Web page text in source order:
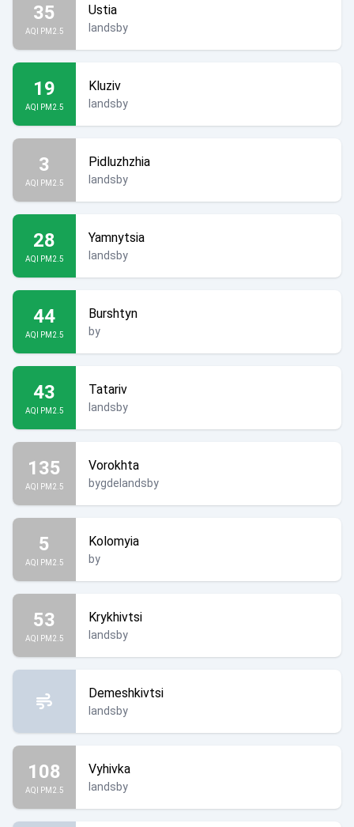
35
AQI PM2.5
Ustia
landsby
19
AQI PM2.5
Kluziv
landsby
3
AQI PM2.5
Pidluzhzhia
landsby
28
AQI PM2.5
Yamnytsia
landsby
44
AQI PM2.5
Burshtyn
by
43
AQI PM2.5
Tatariv
landsby
135
AQI PM2.5
Vorokhta
bygdelandsby
5
AQI PM2.5
Kolomyia
by
53
AQI PM2.5
Krykhivtsi
landsby
Demeshkivtsi
landsby
108
AQI PM2.5
Vyhivka
landsby